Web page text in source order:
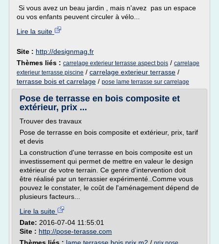
Si vous avez un beau jardin , mais n'avez pas un espace
ou vos enfants peuvent circuler à vélo...
Lire la suite
Site : http://designmag.fr
Thèmes liés : carrelage exterieur terrasse aspect bois / carrelage
exterieur terrasse piscine / carrelage exterieur terrasse /
terrasse bois et carrelage / pose lame terrasse sur carrelage
Pose de terrasse en bois composite et
extérieur, prix ...
Trouver des travaux
Pose de terrasse en bois composite et extérieur, prix, tarif
et devis
La construction d'une terrasse en bois composite est un
investissement qui permet de mettre en valeur le design
extérieur de votre terrain. Ce genre d'intervention doit
être réalisé par un terrassier expérimenté..Comme vous
pouvez le constater, le coût de l'aménagement dépend de
plusieurs facteurs...
Lire la suite
Date: 2016-07-04 11:55:01
Site : http://pose-terasse.com